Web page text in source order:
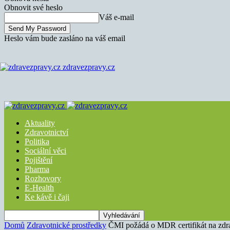
Obnovit své heslo
Váš e-mail
Heslo vám bude zasláno na váš email
zdravezpravy.cz
Aktuality
Zdravotnictví
Politika
Sociální věci
Pojištění
Pharma
Rozhovory
E-Health
Ke kávě i čaji
Domů Zdravotnické prostředky ČMI požádá o MDR certifikát na